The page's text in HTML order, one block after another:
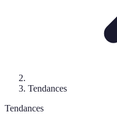
Tendances
Tendances